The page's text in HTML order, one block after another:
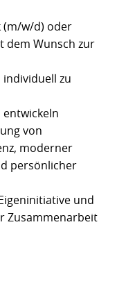
(m/w/d) oder
dem Wunsch zur
individuell zu
von
moderner
persönlicher
und
Zusammenarbeit